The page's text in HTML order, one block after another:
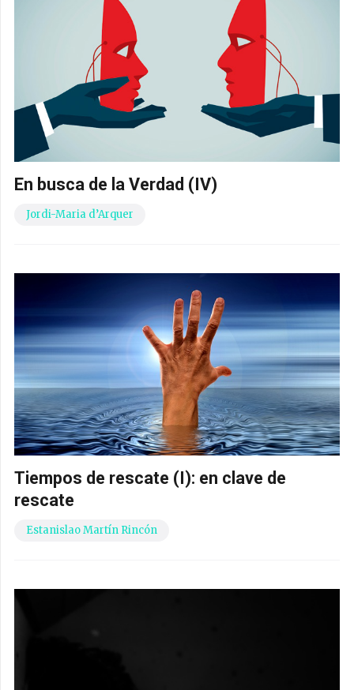
En busca de la Verdad (IV)
Jordi-Maria d’Arquer
Tiempos de rescate (I): en clave de
rescate
Estanislao Martín Rincón